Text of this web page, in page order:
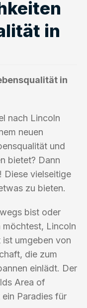
in
in
nach Lincoln
neuen
und
bietet? Dann
Diese vielseitige
zu bieten.
bist oder
Lincoln
umgeben von
die zum
einlädt. Der
Area of
Paradies für